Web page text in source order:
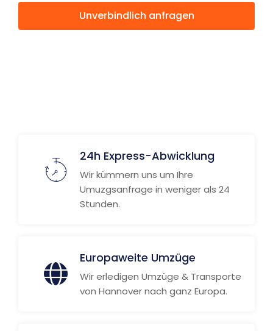
Unverbindlich anfragen
24h Express-Abwicklung
Wir kümmern uns um Ihre
Umuzgsanfrage in weniger als 24
Stunden.
Europaweite Umzüge
Wir erledigen Umzüge & Transporte
von Hannover nach ganz Europa.